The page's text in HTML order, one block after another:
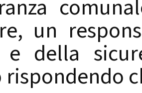
un
e della